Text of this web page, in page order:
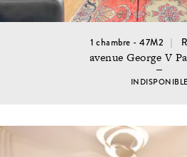
1 chambre - 47M2
avenue George V
INDISPONIBLE